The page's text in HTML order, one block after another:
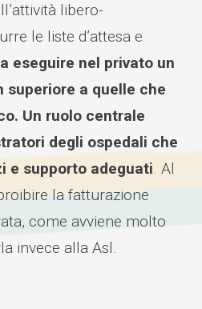
libero-
le liste d’attesa e
eseguire nel privato un
superiore a quelle che
Un ruolo centrale
degli ospedali che
e supporto adeguati. Al
la fatturazione
come avviene molto
invece alla Asl.